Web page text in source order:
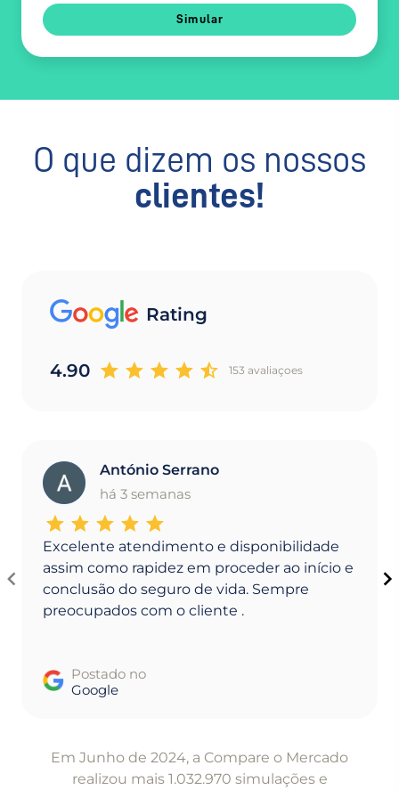
Simular
O que dizem os nossos
clientes!
Rating
4.90 153 avaliaçoes
A
António Serrano
há 3 semanas
Excelente atendimento e disponibilidade
assim como rapidez em proceder ao início e
conclusão do seguro de vida. Sempre
preocupados com o cliente .
Postado no
Google
Em Junho de 2024, a Compare o Mercado
realizou mais 1.032.970 simulações e